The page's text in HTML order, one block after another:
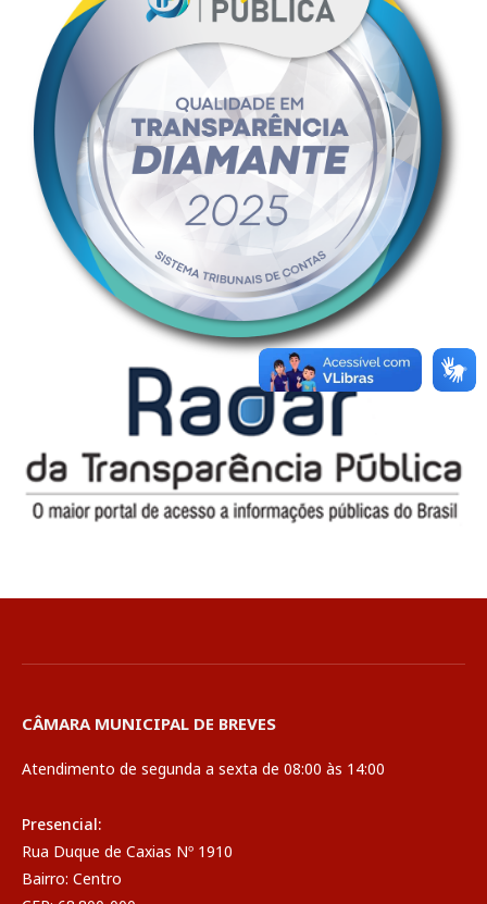
CÂMARA MUNICIPAL DE BREVES
Atendimento de segunda a sexta de 08:00 às 14:00
Presencial:
Rua Duque de Caxias Nº 1910
Bairro: Centro